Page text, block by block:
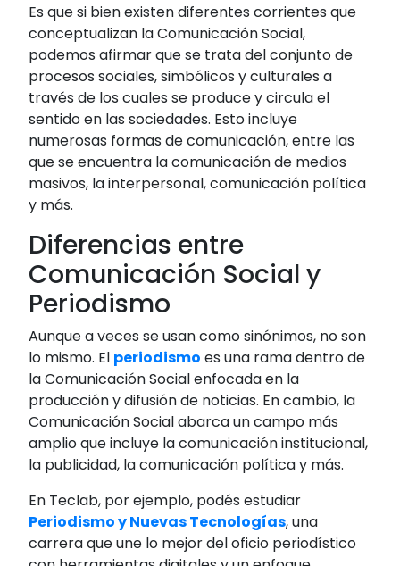
Es que si bien existen diferentes corrientes que
conceptualizan la Comunicación Social,
podemos afirmar que se trata del conjunto de
procesos sociales, simbólicos y culturales a
través de los cuales se produce y circula el
sentido en las sociedades. Esto incluye
numerosas formas de comunicación, entre las
que se encuentra la comunicación de medios
masivos, la interpersonal, comunicación política
y más.
Diferencias entre
Comunicación Social y
Periodismo
Aunque a veces se usan como sinónimos, no son
lo mismo. El periodismo es una rama dentro de
la Comunicación Social enfocada en la
producción y difusión de noticias. En cambio, la
Comunicación Social abarca un campo más
amplio que incluye la comunicación institucional,
la publicidad, la comunicación política y más.
En Teclab, por ejemplo, podés estudiar
Periodismo y Nuevas Tecnologías, una
carrera que une lo mejor del oficio periodístico